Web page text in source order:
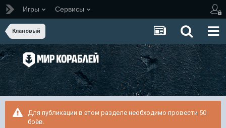
Игры Сервисы
Клановый
Для публикации в этом разделе необходимо провести 50
боёв.